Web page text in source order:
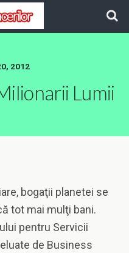
2012
Lumii
bogaţii planetei se
tot mai mulţi bani.
pentru Servicii
de Business